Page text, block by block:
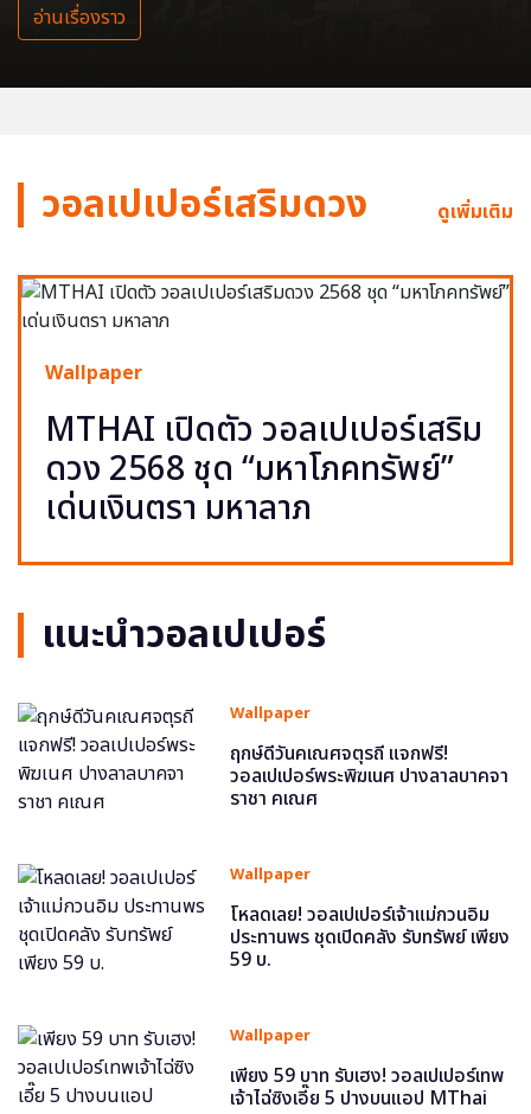
อ่านเรื่องราว
วอลเปเปอร์เสริมดวง ดูเพิ่มเติม
Wallpaper
MTHAI เปิดตัว วอลเปเปอร์เสริม
ดวง 2568 ชุด “มหาโภคทรัพย์”
เด่นเงินตรา มหาลาภ
แนะนำวอลเปเปอร์
Wallpaper
ฤกษ์ดีวันคเณศจตุรถี แจกฟรี!
วอลเปเปอร์พระพิฆเนศ ปางลาลบาคจา
ราชา คเณศ
Wallpaper
โหลดเลย! วอลเปเปอร์เจ้าแม่กวนอิม
ประทานพร ชุดเปิดคลัง รับทรัพย์ เพียง
59 บ.
Wallpaper
เพียง 59 บาท รับเฮง! วอลเปเปอร์เทพ
เจ้าไฉ่ซิงเอี๊ย 5 ปางบนแอป MThai